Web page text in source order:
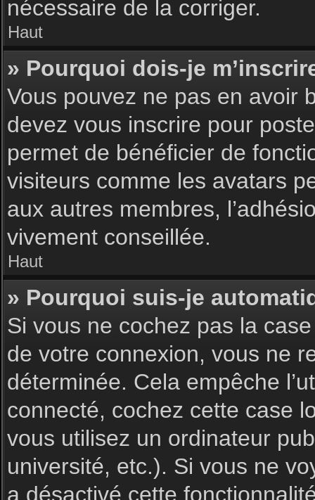
nécessaire de la corriger.
Haut
» Pourquoi dois-je
Vous pouvez ne pas en avoir
devez vous inscrire pour
permet de bénéficier de
visiteurs comme les avatars
aux autres membres,
vivement conseillée.
Haut
» Pourquoi suis-je
Si vous ne cochez pas la
de votre connexion, vous ne
déterminée. Cela empêche
connecté, cochez cette case
vous utilisez un ordinateur
université, etc.). Si vous ne
a désactivé cette